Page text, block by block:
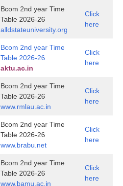
Bcom 2nd year Time
Table 2026-26
alldstateuniversity.org
Click
here
Bcom 2nd year Time
Table 2026-26
aktu.ac.in
Click
here
Bcom 2nd year Time
Table 2026-26
www.rmlau.ac.in
Click
here
Bcom 2nd year Time
Table 2026-26
www.brabu.net
Click
here
Bcom 2nd year Time
Table 2026-26
www.bamu.ac.in
Click
here